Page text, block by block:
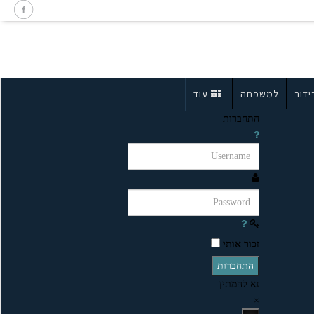
למשפחה עוד
התחברות
זכור אותי
התחברות
נא להמתין...
×